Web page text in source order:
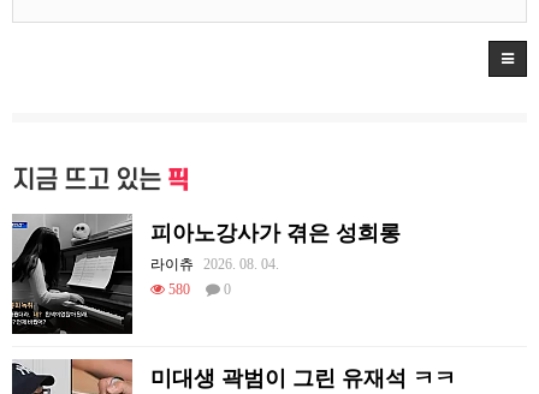
지금 뜨고 있는 픽
피아노강사가 겪은 성희롱
라이츄
2026. 08. 04.
580
0
미대생 곽범이 그린 유재석 ㅋㅋ